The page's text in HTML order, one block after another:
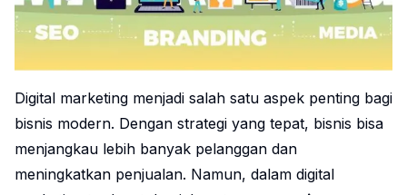
Digital marketing menjadi salah satu aspek penting bagi
bisnis modern. Dengan strategi yang tepat, bisnis bisa
menjangkau lebih banyak pelanggan dan
meningkatkan penjualan. Namun, dalam digital